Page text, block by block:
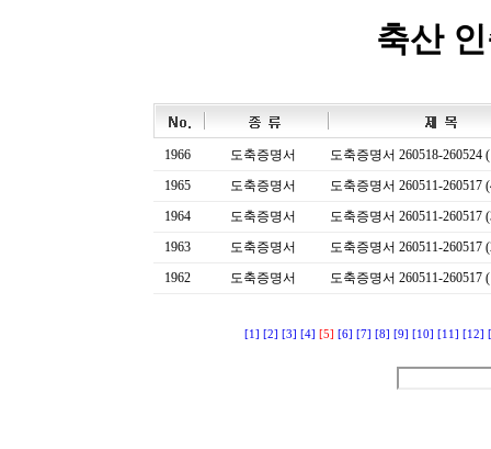
축산
1966 도축증명서
도축증명서 260518-260524
1965
도축증명서
도축증명서 260511-260517
1964
도축증명서
도축증명서 260511-260517
1963
도축증명서
도축증명서 260511-260517
1962
도축증명서 도축증명서 260511-260517
[1] [2] [3] [4] [5] [6] [7] [8] [9] [10] [11] [12]